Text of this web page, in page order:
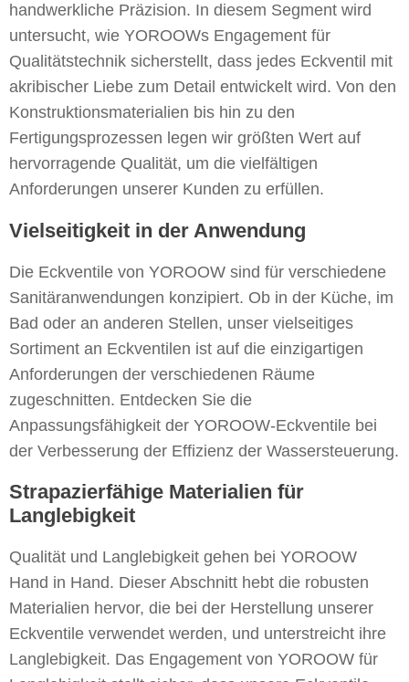
handwerkliche Präzision. In diesem Segment wird
untersucht, wie YOROOWs Engagement für
Qualitätstechnik sicherstellt, dass jedes Eckventil mit
akribischer Liebe zum Detail entwickelt wird. Von den
Konstruktionsmaterialien bis hin zu den
Fertigungsprozessen legen wir größten Wert auf
hervorragende Qualität, um die vielfältigen
Anforderungen unserer Kunden zu erfüllen.
Vielseitigkeit in der Anwendung
Die Eckventile von YOROOW sind für verschiedene
Sanitäranwendungen konzipiert. Ob in der Küche, im
Bad oder an anderen Stellen, unser vielseitiges
Sortiment an Eckventilen ist auf die einzigartigen
Anforderungen der verschiedenen Räume
zugeschnitten. Entdecken Sie die
Anpassungsfähigkeit der YOROOW-Eckventile bei
der Verbesserung der Effizienz der Wassersteuerung.
Strapazierfähige Materialien für
Langlebigkeit
Qualität und Langlebigkeit gehen bei YOROOW
Hand in Hand. Dieser Abschnitt hebt die robusten
Materialien hervor, die bei der Herstellung unserer
Eckventile verwendet werden, und unterstreicht ihre
Langlebigkeit. Das Engagement von YOROOW für